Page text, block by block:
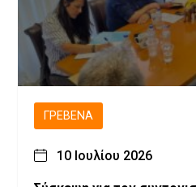
ΓΡΕΒΕΝΆ
10 Ιουλίου 2026